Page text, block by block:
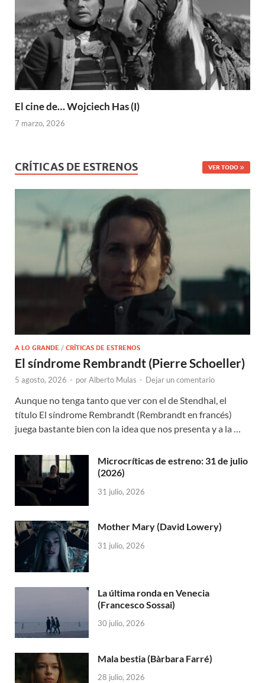
El cine de… Wojciech Has (I)
7 marzo, 2026
CRÍTICAS DE ESTRENOS VER TODO
A LO GRANDE / CRÍTICAS DE ESTRENOS
El síndrome Rembrandt (Pierre Schoeller)
5 agosto, 2026 - porAlberto Mulas - Dejar un comentario
Aunque no tenga tanto que ver con el de Stendhal, el
título El síndrome Rembrandt (Rembrandt en francés)
juega bastante bien con la idea que nos presenta y a la …
Microcríticas de estreno: 31 de julio
(2026)
31 julio, 2026
Mother Mary (David Lowery)
31 julio, 2026
La última ronda en Venecia
(Francesco Sossai)
30 julio, 2026
Mala bestia (Bàrbara Farré)
28 julio, 2026